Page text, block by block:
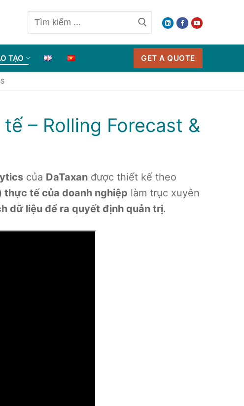
Tìm
kiếm
cho:
TẠO GET A QUOTE
– Rolling Forecast &
của DaTaxan được thiết kế theo
thực tế của doanh nghiệp làm trục xuyên
dữ liệu để ra quyết định quản trị.